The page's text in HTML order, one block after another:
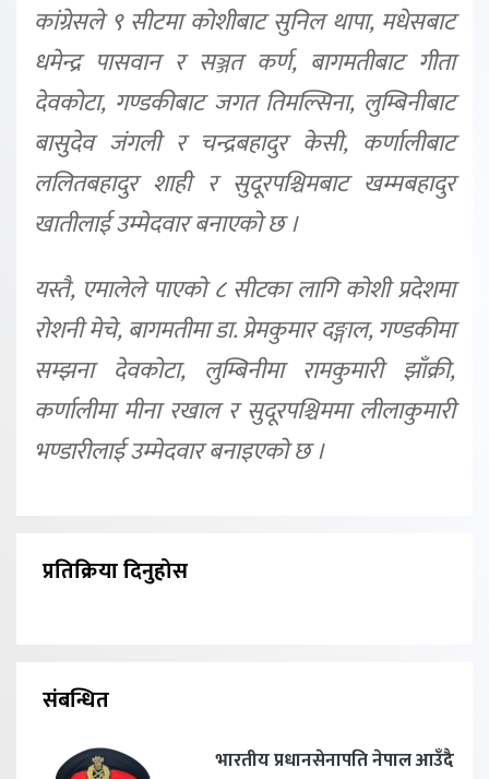
कांग्रेसले ९ सीटमा कोशीबाट सुनिल थापा, मधेसबाट
धमेन्द्र पासवान र सञ्जत कर्ण, बागमतीबाट गीता
देवकोटा, गण्डकीबाट जगत तिमल्सिना, लुम्बिनीबाट
बासुदेव जंगली र चन्द्रबहादुर केसी, कर्णालीबाट
ललितबहादुर शाही र सुदूरपश्चिमबाट खम्मबहादुर
खातीलाई उम्मेदवार बनाएको छ ।
यस्तै, एमालेले पाएको ८ सीटका लागि कोशी प्रदेशमा
रोशनी मेचे, बागमतीमा डा. प्रेमकुमार दङ्गाल, गण्डकीमा
सम्झना देवकोटा, लुम्बिनीमा रामकुमारी झाँक्री,
कर्णालीमा मीना रखाल र सुदूरपश्चिममा लीलाकुमारी
भण्डारीलाई उम्मेदवार बनाइएको छ ।
प्रतिक्रिया दिनुहोस
संबन्धित
भारतीय प्रधानसेनापति नेपाल आउँदै